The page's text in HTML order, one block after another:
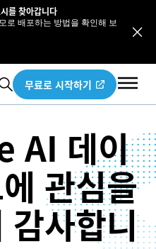
를 찾아갑니다
로 배포하는 방법을 확인해 보
무료로 시작하기
AI 데이
관심을
감사합니